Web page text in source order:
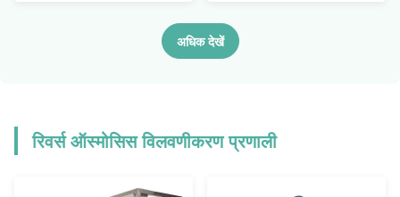
अधिक देखें
रिवर्स ऑस्मोसिस विलवणीकरण प्रणाली